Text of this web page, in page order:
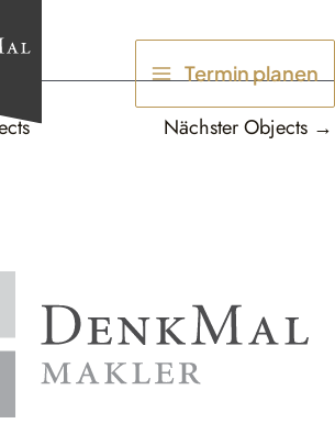
Termin planen
Nächster Objects →